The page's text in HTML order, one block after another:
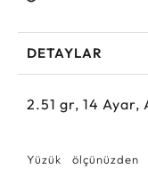
DETAYLAR
2.51 gr, 14 Ayar,
Yüzük